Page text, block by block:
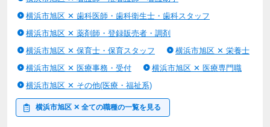
横浜市旭区 ✕ 歯科医師・歯科衛生士・歯科スタッフ
横浜市旭区 ✕ 薬剤師・登録販売者・調剤
横浜市旭区 ✕ 保育士・保育スタッフ
横浜市旭区 ✕ 栄養士
横浜市旭区 ✕ 医療事務・受付
横浜市旭区 ✕ 医療専門職
横浜市旭区 ✕ その他(医療・福祉系)
横浜市旭区 ✕ 全ての職種の一覧を見る